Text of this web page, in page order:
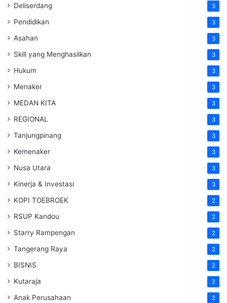
Deliserdang 3
Pendidikan 3
Asahan 3
Skill yang Menghasilkan 3
Hukum 3
Menaker 3
MEDAN KITA 3
REGIONAL 3
Tanjungpinang 3
Kemenaker 3
Nusa Utara 3
Kinerja & Investasi 3
KOPI TOEBROEK 2
RSUP Kandou 2
Starry Rampengan 2
Tangerang Raya 2
BISNIS 2
Kutaraja 2
Anak Perusahaan 2